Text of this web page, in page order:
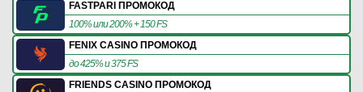
FASTPARI ПРОМОКОД
100% или 200% + 150 FS
FENIX CASINO ПРОМОКОД
до 425% и 375 FS
FRIENDS CASINO ПРОМОКОД